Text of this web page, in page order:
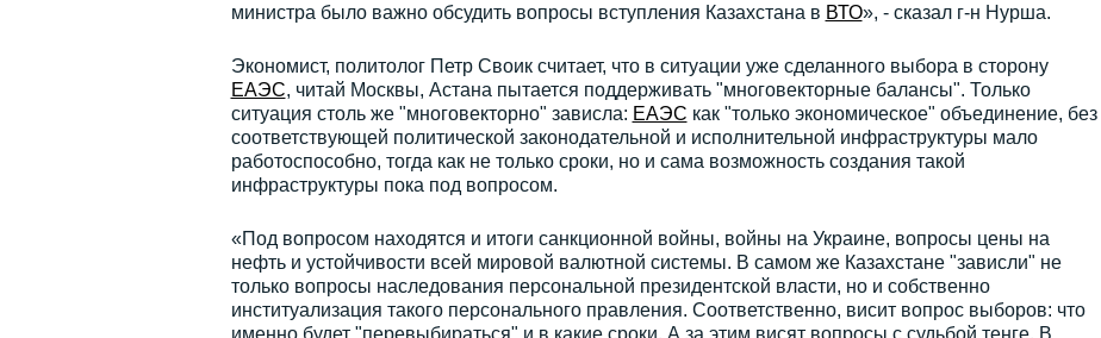
министра было важно обсудить вопросы вступления Казахстана в ВТО», - сказал г-н Нурша.
Экономист, политолог Петр Своик считает, что в ситуации уже сделанного выбора в сторону
ЕАЭС, читай Москвы, Астана пытается поддерживать "многовекторные балансы". Только
ситуация столь же "многовекторно" зависла: ЕАЭС как "только экономическое" объединение, без
соответствующей политической законодательной и исполнительной инфраструктуры мало
работоспособно, тогда как не только сроки, но и сама возможность создания такой
инфраструктуры пока под вопросом.
«Под вопросом находятся и итоги санкционной войны, войны на Украине, вопросы цены на
нефть и устойчивости всей мировой валютной системы. В самом же Казахстане "зависли" не
только вопросы наследования персональной президентской власти, но и собственно
институализация такого персонального правления. Соответственно, висит вопрос выборов: что
именно будет "перевыбираться" и в какие сроки. А за этим висят вопросы с судьбой тенге. В